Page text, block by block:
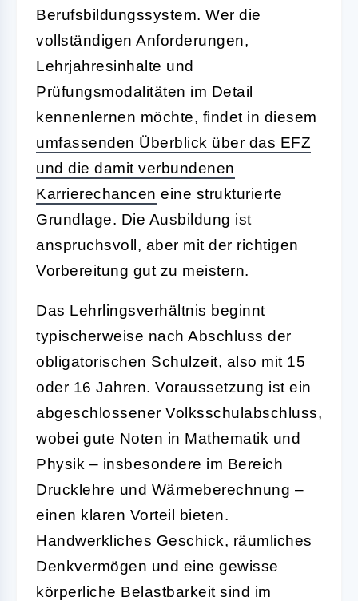
Berufsbildungssystem. Wer die
vollständigen Anforderungen,
Lehrjahresinhalte und
Prüfungsmodalitäten im Detail
kennenlernen möchte, findet in diesem
umfassenden Überblick über das EFZ
und die damit verbundenen
Karrierechancen eine strukturierte
Grundlage. Die Ausbildung ist
anspruchsvoll, aber mit der richtigen
Vorbereitung gut zu meistern.
Das Lehrlingsverhältnis beginnt
typischerweise nach Abschluss der
obligatorischen Schulzeit, also mit 15
oder 16 Jahren. Voraussetzung ist ein
abgeschlossener Volksschulabschluss,
wobei gute Noten in Mathematik und
Physik – insbesondere im Bereich
Drucklehre und Wärmeberechnung –
einen klaren Vorteil bieten.
Handwerkliches Geschick, räumliches
Denkvermögen und eine gewisse
körperliche Belastbarkeit sind im